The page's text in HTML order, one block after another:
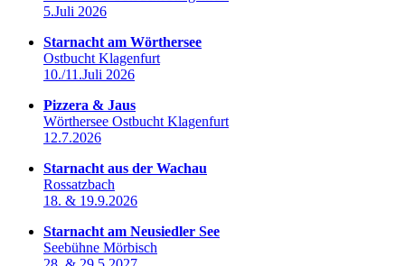
5.Juli 2026
Starnacht am Wörthersee
Ostbucht Klagenfurt
10./11.Juli 2026
Pizzera & Jaus
Wörthersee Ostbucht Klagenfurt
12.7.2026
Starnacht aus der Wachau
Rossatzbach
18. & 19.9.2026
Starnacht am Neusiedler See
Seebühne Mörbisch